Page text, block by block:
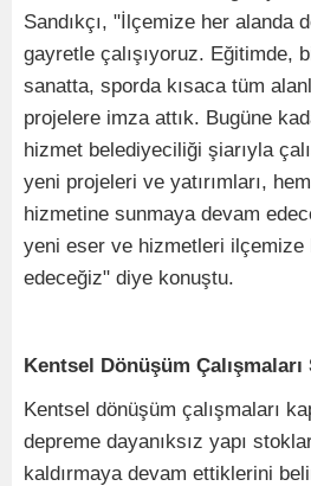
Sandıkçı, "İlçemize her alanda
gayretle çalışıyoruz. Eğitimde,
sanatta, sporda kısaca tüm
projelere imza attık. Bugüne
hizmet belediyeciliği şiarıyla
yeni projeleri ve yatırımları,
hizmetine sunmaya devam
yeni eser ve hizmetleri ilçemize
edeceğiz" diye konuştu.
Kentsel Dönüşüm Çalışmaları
Kentsel dönüşüm çalışmaları
depreme dayanıksız yapı
kaldırmaya devam ettiklerini